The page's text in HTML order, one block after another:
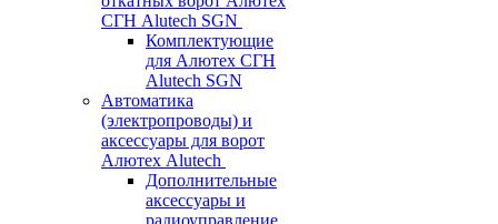
СГН Alutech SGN
Комплектующие
для Алютех СГН
Alutech SGN
Автоматика
(электропроводы) и
аксессуары для ворот
Алютех Alutech
Дополнительные
аксессуары и
радиоуправление